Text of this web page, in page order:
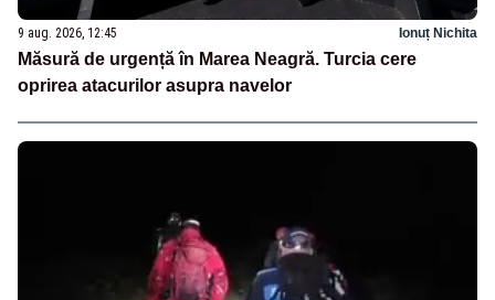
9 aug. 2026, 12:45 Ionuț Nichita
Măsură de urgență în Marea Neagră. Turcia cere
oprirea atacurilor asupra navelor